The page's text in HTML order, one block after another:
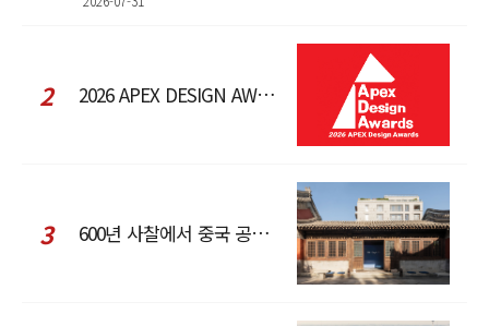
2 2026 APEX DESIGN AWARDS
3 600년 사찰에서 중국 공예와 현대 패션을 직조한 ZARA x Fanglu Lin Pop-Up